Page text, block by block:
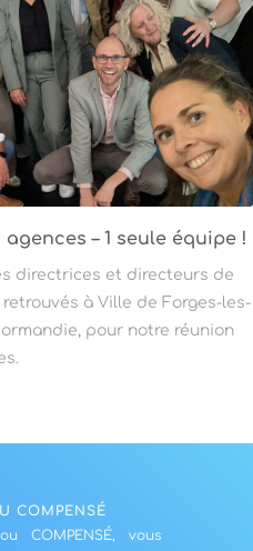
agences – 1 seule équipe !
directrices et directeurs de
à Ville de Forges-les-
pour notre réunion
COMPENSÉ
COMPENSÉ, vous